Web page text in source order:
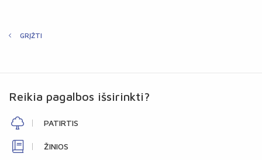
GRĮŽTI
Reikia pagalbos išsirinkti?
PATIRTIS
ŽINIOS